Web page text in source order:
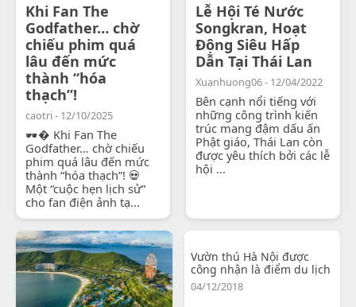
Khi Fan The
Godfather… chờ
chiếu phim quá
lâu đến mức
thành “hóa
thạch”!
caotri - 12/10/2025
🕶� Khi Fan The
Godfather… chờ chiếu
phim quá lâu đến mức
thành “hóa thạch”! 💀
Một “cuộc hẹn lịch sử”
cho fan điện ảnh tạ...
Lễ Hội Té Nước
Songkran, Hoạt
Động Siêu Hấp
Dẫn Tại Thái Lan
Xuanhuong06 - 12/04/2022
Bên cạnh nổi tiếng với
những công trình kiến
trúc mang đậm dấu ấn
Phật giáo, Thái Lan còn
được yêu thích bởi các lễ
hội ...
Vườn thú Hà Nội được
công nhận là điểm du lịch
04/12/2018